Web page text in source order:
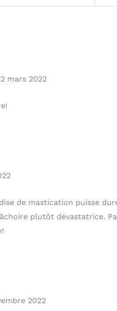
mars 2022
de mastication puisse
plutôt dévastatrice.
2022